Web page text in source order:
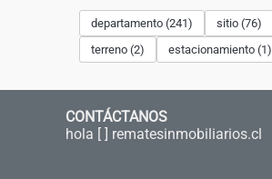
departamento (241) sitio (76)
terreno (2)
estacionamiento (1)
CONTÁCTANOS
hola [ ] rematesinmobiliarios.cl